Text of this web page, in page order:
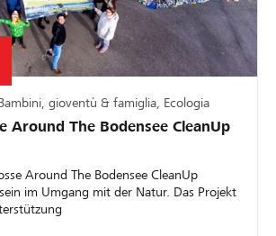
gioventù & famiglia, Ecologia
Around The Bodensee CleanUp
Around The Bodensee CleanUp
im Umgang mit der Natur. Das Projekt